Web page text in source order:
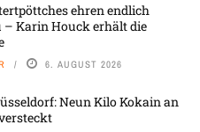
ehren endlich
– Karin Houck erhält die
6. AUGUST 2026
Neun Kilo Kokain an